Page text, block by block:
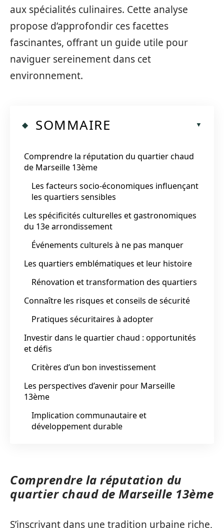
aux spécialités culinaires. Cette analyse
propose d’approfondir ces facettes
fascinantes, offrant un guide utile pour
naviguer sereinement dans cet
environnement.
SOMMAIRE
Comprendre la réputation du quartier chaud
de Marseille 13ème
Les facteurs socio-économiques influençant
les quartiers sensibles
Les spécificités culturelles et gastronomiques
du 13e arrondissement
Événements culturels à ne pas manquer
Les quartiers emblématiques et leur histoire
Rénovation et transformation des quartiers
Connaître les risques et conseils de sécurité
Pratiques sécuritaires à adopter
Investir dans le quartier chaud : opportunités
et défis
Critères d’un bon investissement
Les perspectives d’avenir pour Marseille
13ème
Implication communautaire et
développement durable
Comprendre la réputation du
quartier chaud de Marseille 13ème
S’inscrivant dans une tradition urbaine riche,